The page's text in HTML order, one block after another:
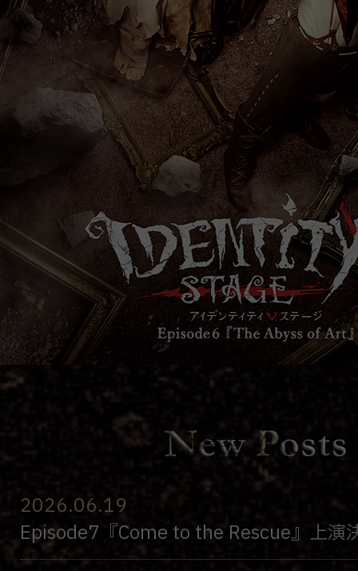
2026.06.19
Episode7『Come to the Rescue』上演